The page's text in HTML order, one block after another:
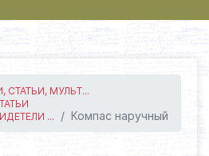
СТАТЬИ, МУЛЬТ...
...
Компас наручный